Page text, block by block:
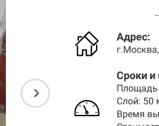
Адрес:
Сроки и
Площадь
Слой: 50
Время